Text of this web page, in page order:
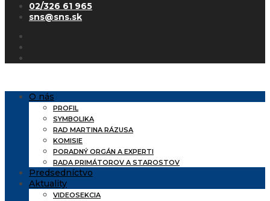
02/326 61 965
sns@sns.sk
O nás
PROFIL
SYMBOLIKA
RAD MARTINA RÁZUSA
KOMISIE
PORADNÝ ORGÁN A EXPERTI
RADA PRIMÁTOROV A STAROSTOV
Predsedníctvo
Aktuality
VIDEOSEKCIA